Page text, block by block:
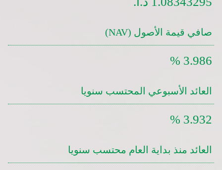
صافي قيمة الأصول (NAV)
3.986 %
العائد الأسبوعي المحتسب سنويا
3.932 %
العائد منذ بداية العام محتسب سنويا